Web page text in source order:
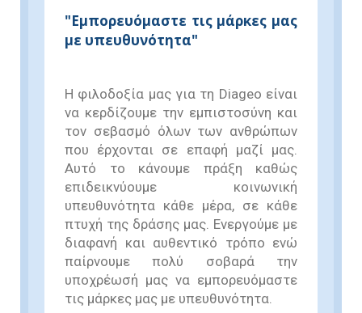
"Εμπορευόμαστε τις μάρκες μας
με υπευθυνότητα"
Η φιλοδοξία μας για τη Diageo είναι
να κερδίζουμε την εμπιστοσύνη και
τον σεβασμό όλων των ανθρώπων
που έρχονται σε επαφή μαζί μας.
Αυτό το κάνουμε πράξη καθώς
επιδεικνύουμε κοινωνική
υπευθυνότητα κάθε μέρα, σε κάθε
πτυχή της δράσης μας. Ενεργούμε με
διαφανή και αυθεντικό τρόπο ενώ
παίρνουμε πολύ σοβαρά την
υποχρέωσή μας να εμπορευόμαστε
τις μάρκες μας με υπευθυνότητα.